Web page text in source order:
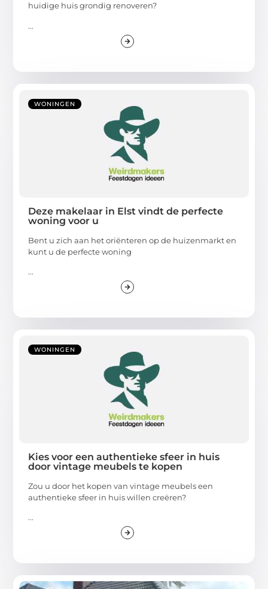
huidige huis grondig renoveren?
...
WONINGEN
Deze makelaar in Elst vindt de perfecte
woning voor u
Bent u zich aan het oriënteren op de huizenmarkt en
kunt u de perfecte woning
...
WONINGEN
Kies voor een authentieke sfeer in huis
door vintage meubels te kopen
Zou u door het kopen van vintage meubels een
authentieke sfeer in huis willen creëren?
...